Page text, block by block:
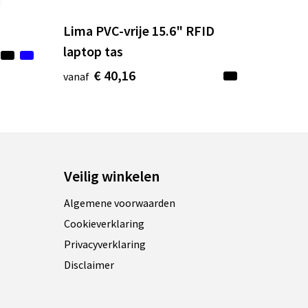
Lima PVC-vrije 15.6" RFID
laptop tas
vanaf € 40,16
Veilig winkelen
Algemene voorwaarden
Cookieverklaring
Privacyverklaring
Disclaimer